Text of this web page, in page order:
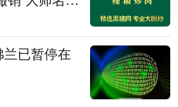
已暂停在